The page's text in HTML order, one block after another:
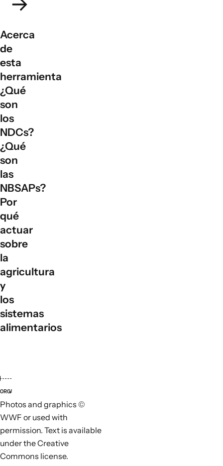
Acerca
de
esta
herramienta
¿Qué
son
los
NDCs?
¿Qué
son
las
NBSAPs?
Por
qué
actuar
sobre
la
agricultura
y
los
sistemas
alimentarios
ORGANIZACIONES LÍDERES
Photos and graphics ©
WWF or used with
permission. Text is available
under the Creative
Commons license.